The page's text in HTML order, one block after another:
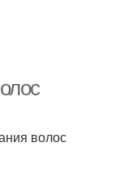
волос